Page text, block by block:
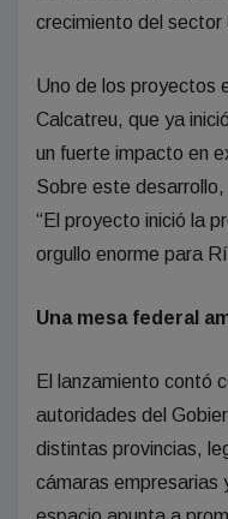
crecimiento del sector
Uno de los proyectos
Calcatreu, que ya
un fuerte impacto en
Sobre este
“El proyecto inició la
orgullo enorme para
Una mesa federal
El lanzamiento contó
autoridades del
distintas provincias,
cámaras empresarias